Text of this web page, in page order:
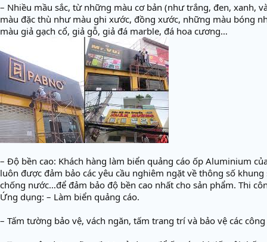
– Nhiều mầu sắc, từ những màu cơ bản (như trắng, đen, xanh,
màu đặc thù như màu ghi xước, đồng xước, những màu bóng
màu giả gạch cổ, giả gỗ, giả đá marble, đá hoa cương…
– Độ bền cao: Khách hàng làm biển quảng cáo ốp Aluminium
luôn được đảm bảo các yêu cầu nghiêm ngặt về thông số
chống nước…để đảm bảo độ bền cao nhất cho sản phẩm. Thi
Ứng dụng: – Làm biển quảng cáo.
– Tấm tường bảo vệ, vách ngăn, tấm trang trí và bảo vệ các